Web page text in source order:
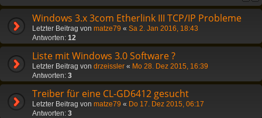
Windows 3.x 3com Etherlink III TCP/IP Probleme
Letzter Beitrag von matze79 « Sa 2. Jan 2016, 18:43
Antworten: 12
Liste mit Windows 3.0 Software ?
Letzter Beitrag von drzeissler « Mo 28. Dez 2015, 16:39
Antworten: 3
Treiber für eine CL-GD6412 gesucht
Letzter Beitrag von matze79 « Do 17. Dez 2015, 06:17
Antworten: 3